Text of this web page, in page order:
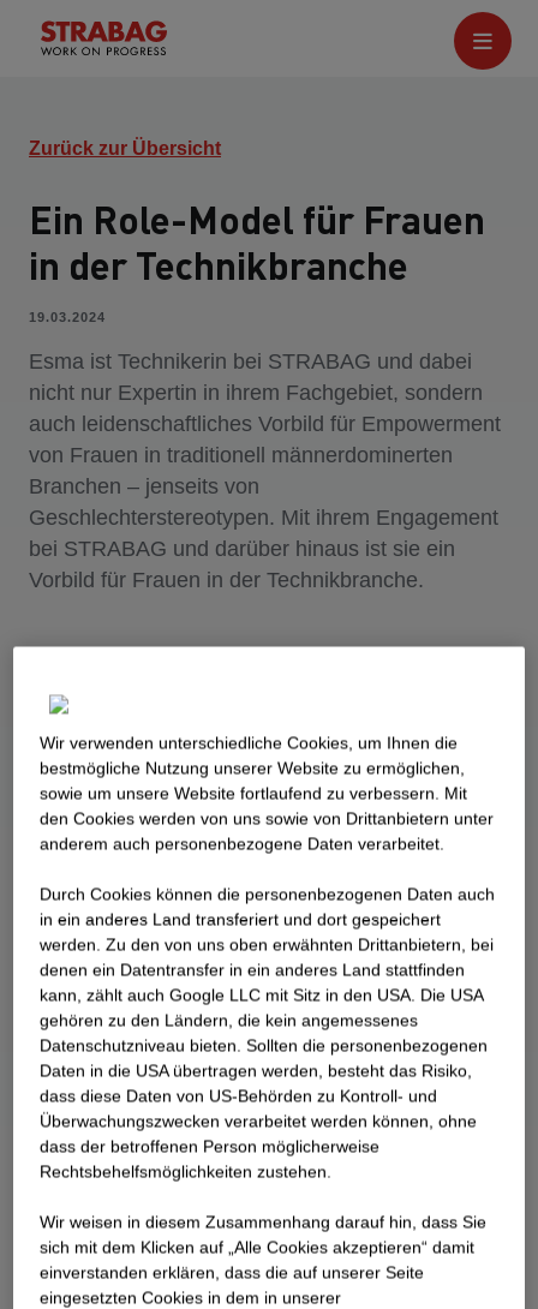
Zurück zur Übersicht
Ein Role-Model für Frauen
in der Technikbranche
19.03.2024
Esma ist Technikerin bei STRABAG und dabei
nicht nur Expertin in ihrem Fachgebiet, sondern
auch leidenschaftliches Vorbild für Empowerment
von Frauen in traditionell männerdominerten
Branchen – jenseits von
Geschlechterstereotypen. Mit ihrem Engagement
bei STRABAG und darüber hinaus ist sie ein
Vorbild für Frauen in der Technikbranche.
Wir verwenden unterschiedliche Cookies, um Ihnen die
best­mögliche Nutzung unserer Website zu ermöglichen,
sowie um unsere Website fortlaufend zu verbessern. Mit
den Cookies werden von uns sowie von Drittanbietern unter
anderem auch personenbezogene Daten verarbeitet.
Durch Cookies können die personenbezogenen Daten auch
in ein anderes Land transferiert und dort gespeichert
werden. Zu den von uns oben erwähnten Drittanbietern, bei
denen ein Datentransfer in ein anderes Land stattfinden
kann, zählt auch Google LLC mit Sitz in den USA. Die USA
gehören zu den Ländern, die kein angemessenes
Datenschutzniveau bieten. Sollten die personenbezogenen
Daten in die USA übertragen werden, besteht das Risiko,
dass diese Daten von US-Behörden zu Kontroll- und
Überwachungszwecken verarbeitet werden können, ohne
dass der betroffenen Person möglicherweise
Rechtsbehelfsmöglichkeiten zustehen.
Wir weisen in diesem Zusammenhang darauf hin, dass Sie
sich mit dem Klicken auf „Alle Cookies akzeptieren“ damit
ein­ver­standen erklären, dass die auf unserer Seite
eingesetzten Cookies in dem in unserer